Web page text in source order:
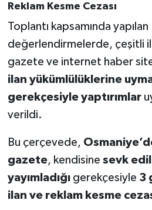
Reklam Kesme Cezası
Toplantı kapsamında yapılan
değerlendirmelerde, çeşitli
gazete ve internet haber
ilan yükümlülüklerine
gerekçesiyle yaptırımlar
verildi.
Bu çerçevede,
gazete, kendisine sevk
yayımladığıgerekçesiyle 3
ilan ve reklam kesme